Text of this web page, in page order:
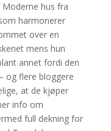
Moderne hus fra
harmonerer
over en
mens hun
annet fordi den
og flere bloggere
at de kjøper
info om
full dekning for